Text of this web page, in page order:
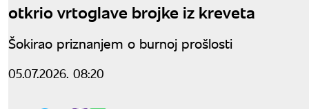
otkrio vrtoglave brojke iz kreveta
Šokirao priznanjem o burnoj prošlosti
05.07.2026. 08:20